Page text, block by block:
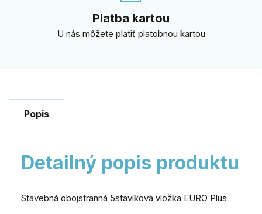
Platba kartou
U nás môžete platiť platobnou kartou
Popis
Detailný popis produktu
Stavebná obojstranná 5stavíková vložka EURO Plus